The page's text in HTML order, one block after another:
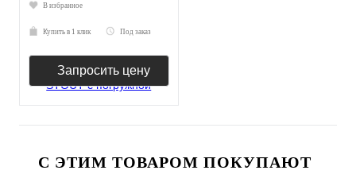
В избранное
Купить в 1 клик Под заказ
Запросить цену
С ЭТИМ ТОВАРОМ ПОКУПАЮТ